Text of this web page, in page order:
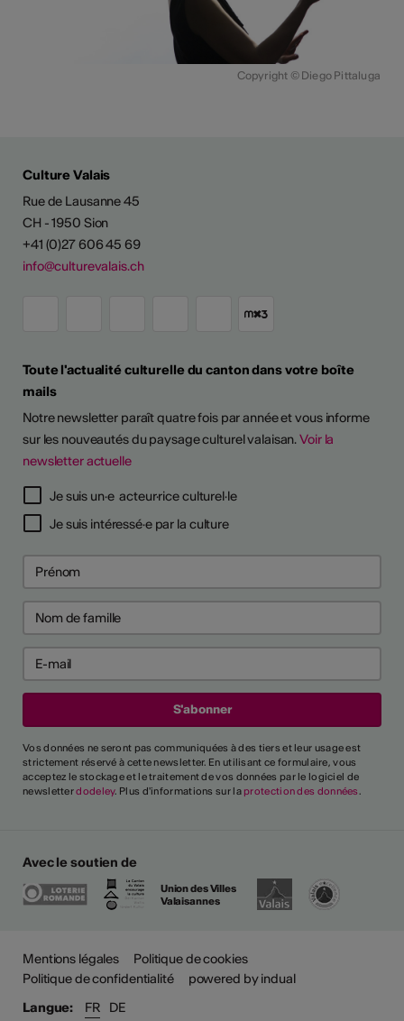
D'ARTISTES
Copyright © Diego Pittaluga
Culture Valais
Rue de Lausanne 45
CH - 1950 Sion
+41 (0)27 606 45 69
info@culturevalais.ch
Toute l'actualité culturelle du canton dans votre boîte
mails
Notre newsletter paraît quatre fois par année et vous informe
sur les nouveautés du paysage culturel valaisan.Voir la
newsletter actuelle
Je suis un·e acteur·rice culturel·le
Je suis intéressé·e par la culture
Vos données ne seront pas communiquées à des tiers et leur usage est
strictement réservé à cette newsletter. En utilisant ce formulaire, vous
acceptez le stockage et le traitement de vos données par le logiciel de
newsletterdodeley. Plus d'informations sur la protection des données.
Avec le soutien de
Union des Villes
Valaisannes
Mentions légales
Politique de cookies
Politique de confidentialité
powered by indual
Langue:
FR DE